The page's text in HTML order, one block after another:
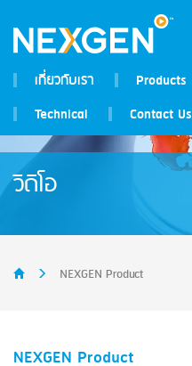
เกี่ยวกับเรา Products
Technical
Contact Us
วิดิโอ
NEXGEN Product
NEXGEN Product